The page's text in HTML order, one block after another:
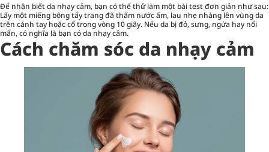
Để nhận biết da nhạy cảm, bạn có thể thử làm một bài test đơn giản như sau:
Lấy một miếng bông tẩy trang đã thấm nước ấm, lau nhẹ nhàng lên vùng da
trên cánh tay hoặc cổ trong vòng 10 giây. Nếu da bị đỏ, sưng, ngứa hay nổi
mẩn, có nghĩa là bạn có da nhạy cảm.
Cách chăm sóc da nhạy cảm